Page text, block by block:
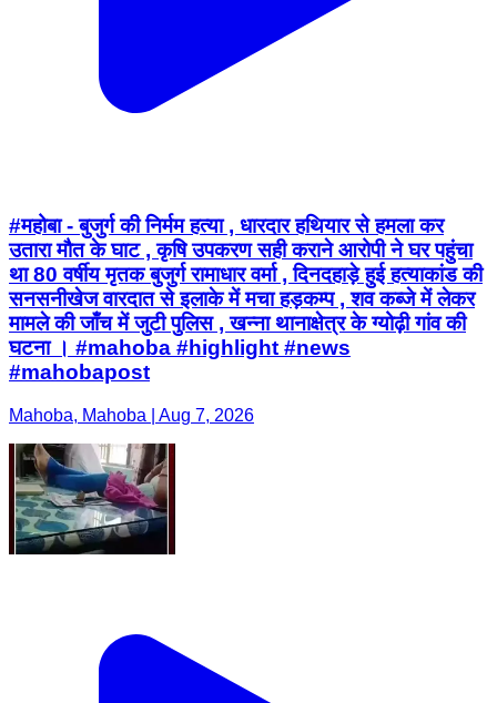
#महोबा - बुजुर्ग की निर्मम हत्या , धारदार हथियार से हमला कर
उतारा मौत के घाट , कृषि उपकरण सही कराने आरोपी ने घर पहुंचा
था 80 वर्षीय मृतक बुजुर्ग रामाधार वर्मा , दिनदहाड़े हुई हत्याकांड की
सनसनीखेज वारदात से इलाके में मचा हड़कम्प , शव कब्जे में लेकर
मामले की जाँच में जुटी पुलिस , खन्ना थानाक्षेत्र के ग्योढ़ी गांव की
घटना । #mahoba #highlight #news
#mahobapost
Mahoba, Mahoba | Aug 7, 2026